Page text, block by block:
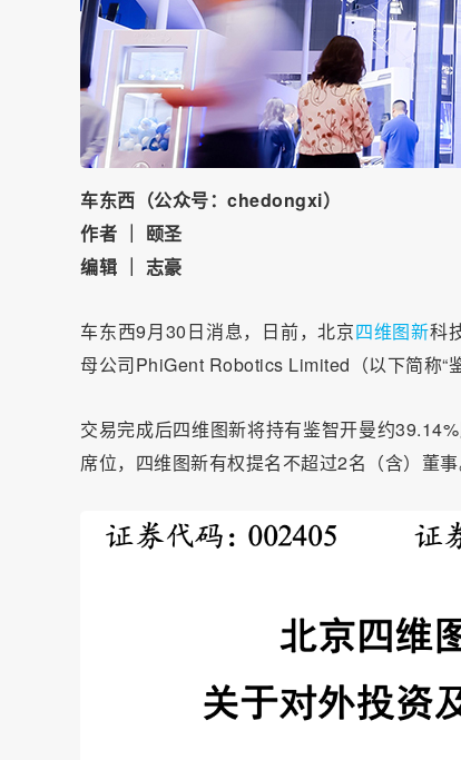
车东西（公众号：chedongxi）
作者 ｜ 颐圣
编辑 ｜ 志豪
车东西9月30日消息，日前，北京四维图新科
母公司PhiGent Robotics Limited（以下简称“
交易完成后四维图新将持有鉴智开曼约
席位，四维图新有权提名不超过2名（含）董事